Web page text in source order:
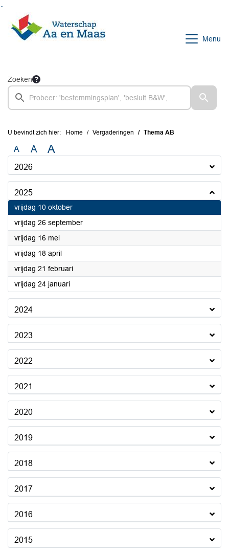
Ga naar de inhoud van deze pagina
Ga naar het zoeken
Ga naar het menu
Menu
Zoeken
U bevindt zich hier: Home Vergaderingen Thema AB
A A A
2026
2025
vrijdag 10 oktober2025
vrijdag 26 september2025
vrijdag 16 mei2025
vrijdag 18 april2025
vrijdag 21 februari2025
vrijdag 24 januari2025
2024
2023
2022
2021
2020
2019
2018
2017
2016
2015